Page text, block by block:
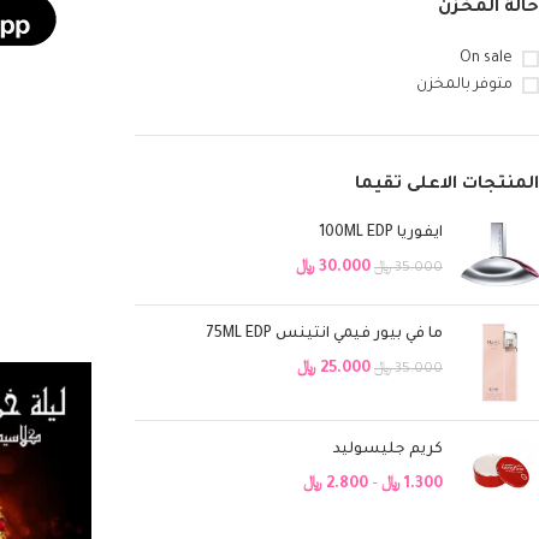
حالة المخزن
On sale
متوفر بالمخزن
المنتجات الاعلى تقيما
ايفوريا 100ML EDP
35.000 ﷼ 30.000 ﷼
ما في بيور فيمي انتينس 75ML EDP
35.000 ﷼ 25.000 ﷼
كريم جليسوليد
1.300 ﷼ –
2.800 ﷼